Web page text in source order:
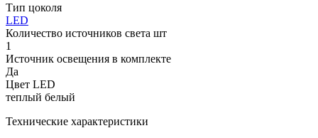
Тип цоколя
LED
Количество источников света шт
1
Источник освещения в комплекте
Да
Цвет LED
теплый белый
Технические характеристики